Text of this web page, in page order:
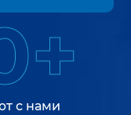
с нами